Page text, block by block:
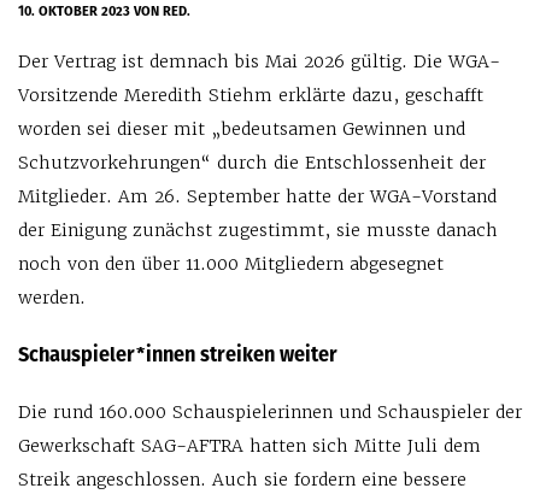
10. OKTOBER 2023VON RED.
Der Vertrag ist demnach bis Mai 2026 gültig. Die WGA-
Vorsitzende Meredith Stiehm erklärte dazu, geschafft
worden sei dieser mit „bedeutsamen Gewinnen und
Schutzvorkehrungen“ durch die Entschlossenheit der
Mitglieder. Am 26. September hatte der WGA-Vorstand
der Einigung zunächst zugestimmt, sie musste danach
noch von den über 11.000 Mitgliedern abgesegnet
werden.
Schauspieler*innen streiken weiter
Die rund 160.000 Schauspielerinnen und Schauspieler der
Gewerkschaft SAG-AFTRA hatten sich Mitte Juli dem
Streik angeschlossen. Auch sie fordern eine bessere